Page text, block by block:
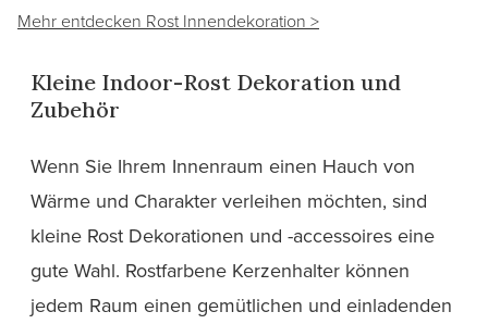
Mehr entdecken Rost Innendekoration >
Kleine Indoor-Rost Dekoration und
Zubehör
Wenn Sie Ihrem Innenraum einen Hauch von
Wärme und Charakter verleihen möchten, sind
kleine Rost Dekorationen und -accessoires eine
gute Wahl. Rostfarbene Kerzenhalter können
jedem Raum einen gemütlichen und einladenden